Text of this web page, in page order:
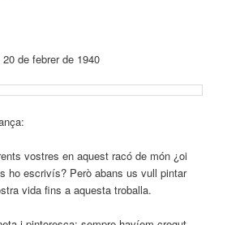
de febrer de 1940
vostres en aquest racó de món ¿oi
ho escrivís? Però abans us vull pintar
vida fins a aquesta troballa.